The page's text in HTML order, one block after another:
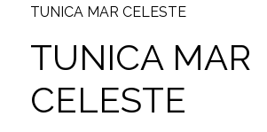
TUNICA MAR CELESTE
TUNICA MAR
CELESTE